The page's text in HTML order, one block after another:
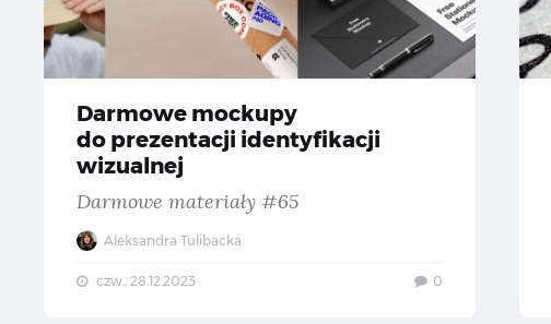
Darmowe mockupy
do prezentacji identyfikacji
wizualnej
Darmowe materiały #65
Aleksandra Tulibacka
czw., 28.12.2023 0